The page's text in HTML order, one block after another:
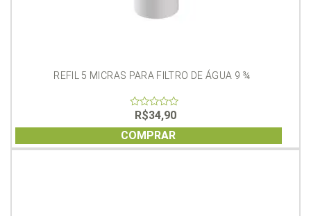
REFIL 5 MICRAS PARA FILTRO DE ÁGUA 9 ¾
of
5
R$34,90
COMPRAR